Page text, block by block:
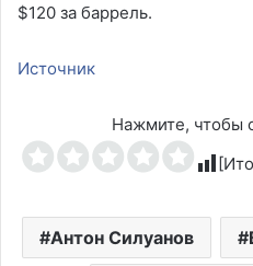
$120 за баррель.
Источник
Нажмите, чтобы
Антон Силуанов